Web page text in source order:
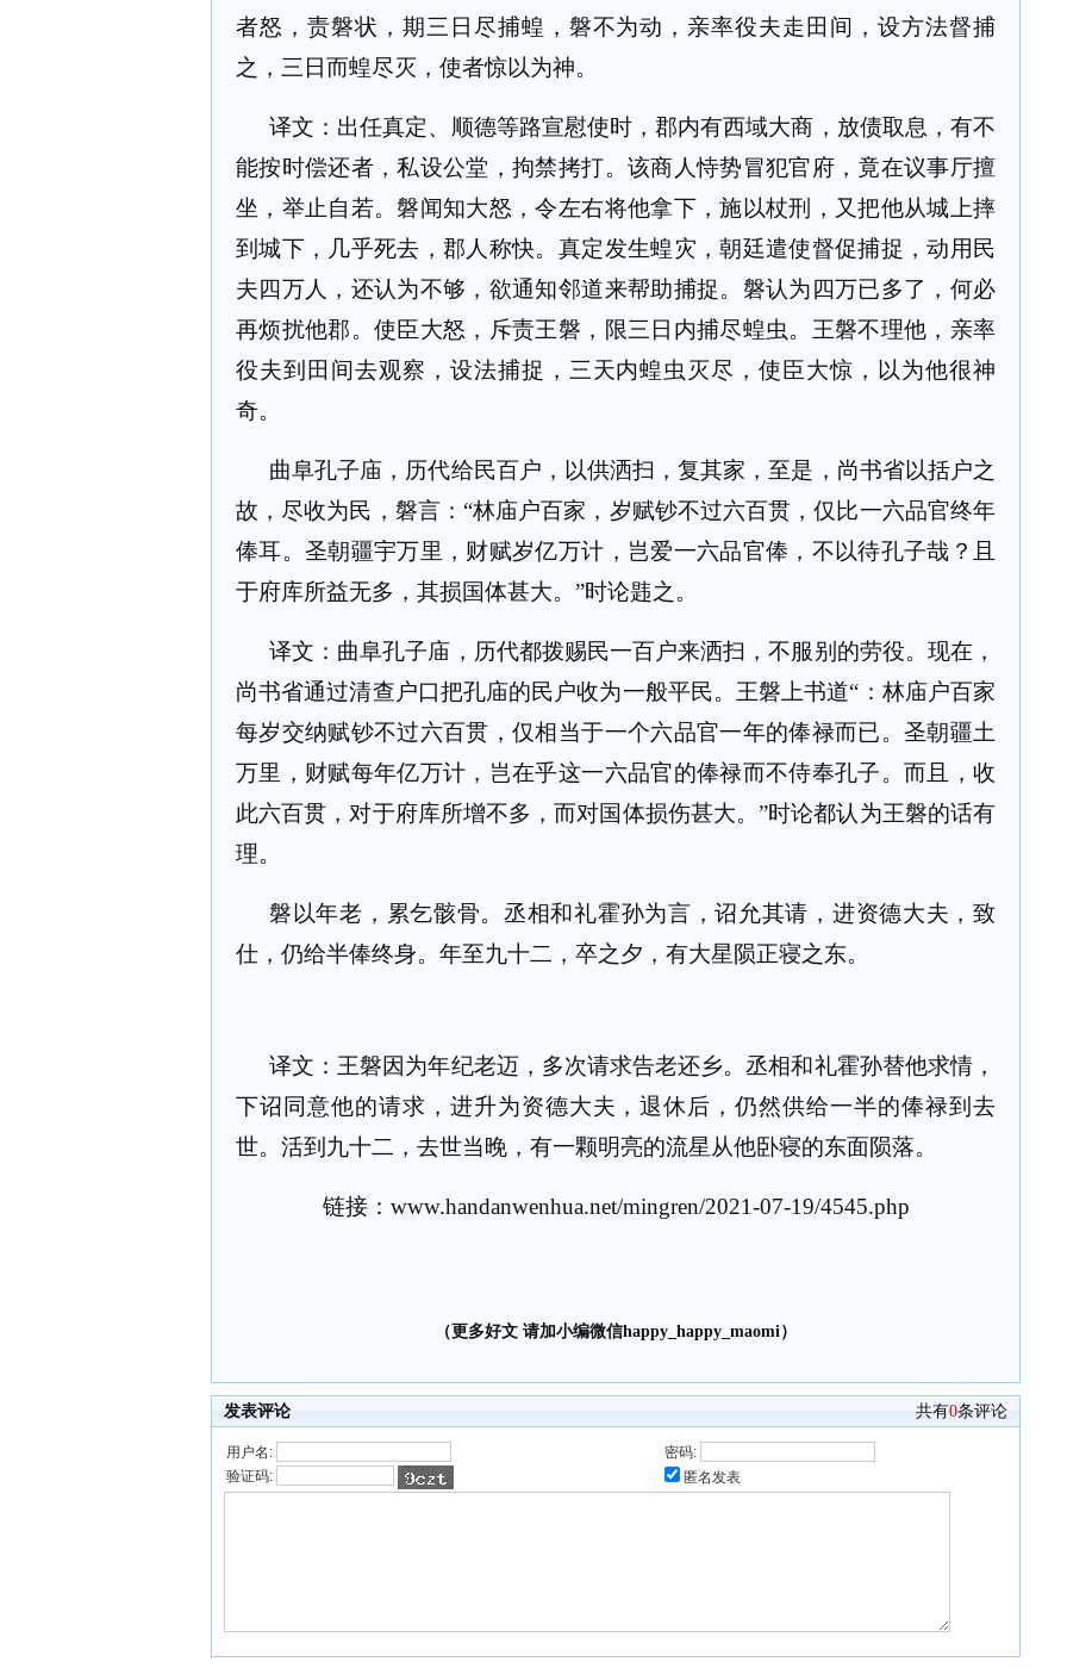
者怒，责磐状，期三日尽捕蝗，磐不为动，亲率役夫走田间，设方法督捕
之，三日而蝗尽灭，使者惊以为神。
译文：出任真定、顺德等路宣慰使时，郡内有西域大商，放债取息，有不
能按时偿还者，私设公堂，拘禁拷打。该商人恃势冒犯官府，竟在议事厅擅
坐，举止自若。磐闻知大怒，令左右将他拿下，施以杖刑，又把他从城上摔
到城下，几乎死去，郡人称快。真定发生蝗灾，朝廷遣使督促捕捉，动用民
夫四万人，还认为不够，欲通知邻道来帮助捕捉。磐认为四万已多了，何必
再烦扰他郡。使臣大怒，斥责王磐，限三日内捕尽蝗虫。王磐不理他，亲率
役夫到田间去观察，设法捕捉，三天内蝗虫灭尽，使臣大惊，以为他很神
奇。
曲阜孔子庙，历代给民百户，以供洒扫，复其家，至是，尚书省以括户之
故，尽收为民，磐言：“林庙户百家，岁赋钞不过六百贯，仅比一六品官终年
俸耳。圣朝疆宇万里，财赋岁亿万计，岂爱一六品官俸，不以待孔子哉？且
于府库所益无多，其损国体甚大。”时论韪之。
译文：曲阜孔子庙，历代都拨赐民一百户来洒扫，不服别的劳役。现在，
尚书省通过清查户口把孔庙的民户收为一般平民。王磐上书道“：林庙户百家
每岁交纳赋钞不过六百贯，仅相当于一个六品官一年的俸禄而已。圣朝疆土
万里，财赋每年亿万计，岂在乎这一六品官的俸禄而不侍奉孔子。而且，收
此六百贯，对于府库所增不多，而对国体损伤甚大。”时论都认为王磐的话有
理。
磐以年老，累乞骸骨。丞相和礼霍孙为言，诏允其请，进资德大夫，致
仕，仍给半俸终身。年至九十二，卒之夕，有大星陨正寝之东。
译文：王磐因为年纪老迈，多次请求告老还乡。丞相和礼霍孙替他求情，
下诏同意他的请求，进升为资德大夫，退休后，仍然供给一半的俸禄到去
世。活到九十二，去世当晚，有一颗明亮的流星从他卧寝的东面陨落。
链接： www.handanwenhua.net/mingren/2021-07-19/4545.php
（更多好文 请加小编微信happy_happy_maomi）
发表评论 共有0条评论
用户名:
密码:
验证码:
匿名发表